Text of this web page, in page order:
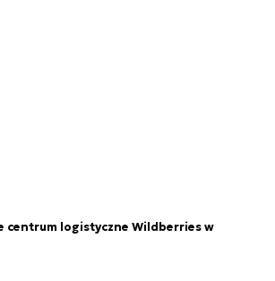
centrum logistyczne Wildberries w